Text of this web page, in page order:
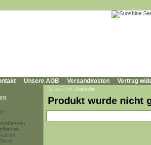
Unsere AGB Versandkosten Vertrag
Sie sind hier: Startseite
Produkt wurde nicht